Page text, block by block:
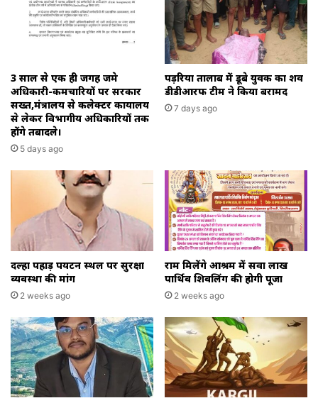
3 साल से एक ही जगह जमे
अधिकारी-कर्मचारियों पर सरकार
सख्त,मंत्रालय से कलेक्टर कार्यालय
से लेकर विभागीय अधिकारियों तक
होंगे तबादले।
5 days ago
पड़रिया तालाब में डूबे युवक का शव
डीडीआरफ टीम ने किया बरामद
7 days ago
दल्हा पहाड़ पर्यटन स्थल पर सुरक्षा
व्यवस्था की मांग
2 weeks ago
राम मिलेंगे आश्रम में सवा लाख
पार्थिव शिवलिंग की होगी पूजा
2 weeks ago